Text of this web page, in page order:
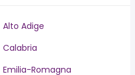
Alto Adige
Calabria
Emilia-Romagna